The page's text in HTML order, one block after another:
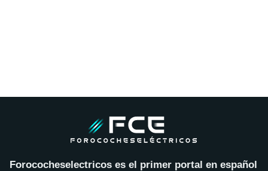
Forococheselectricos es el primer portal en español